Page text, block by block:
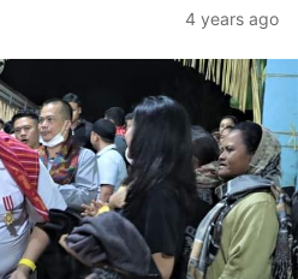
4 years ago